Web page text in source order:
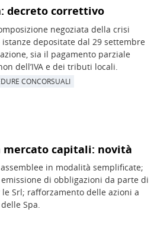
decreto correttivo
negoziata della crisi
depositate dal 29 settembre
sia il pagamento parziale
dell’IVA e dei tributi locali.
CONCORSUALI
capitali: novità
in modalità semplificate;
di obbligazioni da parte di
Srl; rafforzamento delle azioni a
Spa.